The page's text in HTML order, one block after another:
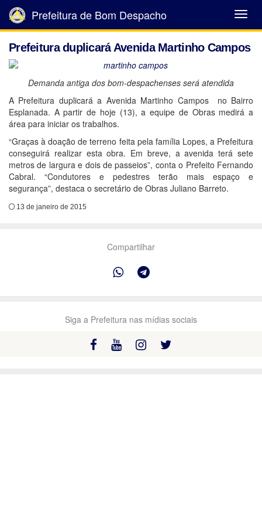
Abrir
Menu
Prefeitura de Bom Despacho
Prefeitura duplicará Avenida Martinho Campos
Demanda antiga dos bom-despachenses será atendida
A Prefeitura duplicará a Avenida Martinho Campos no Bairro
Esplanada. A partir de hoje (13), a equipe de Obras medirá a
área para iniciar os trabalhos.
“Graças à doação de terreno feita pela família Lopes, a Prefeitura
conseguirá realizar esta obra. Em breve, a avenida terá sete
metros de largura e dois de passeios”, conta o Prefeito Fernando
Cabral. “Condutores e pedestres terão mais espaço e
segurança”, destaca o secretário de Obras Juliano Barreto.
13 de janeiro de 2015
Compartilhar
Siga a Prefeitura nas mídias sociais